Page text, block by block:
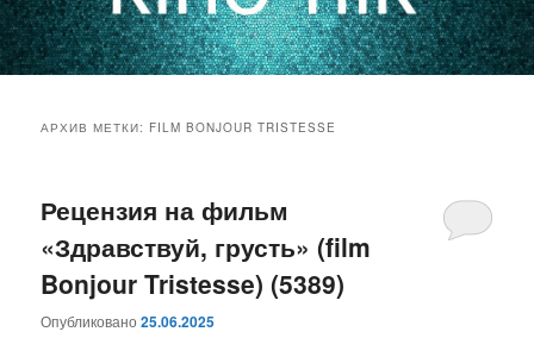
основному
содержимому
дополнительному
содержимому
АРХИВ МЕТКИ: FILM BONJOUR TRISTESSE
Рецензия на фильм
«Здравствуй, грусть» (film
Bonjour Tristesse) (5389)
Опубликовано25.06.2025